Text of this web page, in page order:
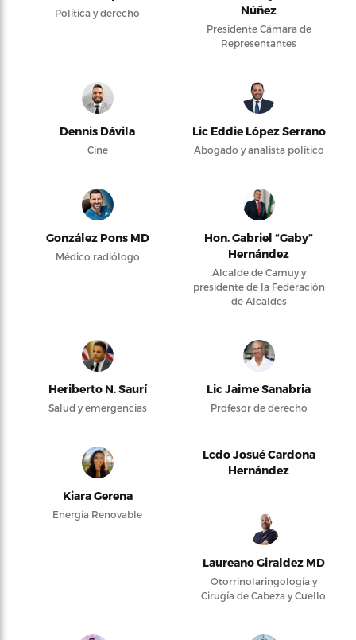
Política y derecho
Núñez
Presidente Cámara de
Representantes
Dennis Dávila
Cine
Lic Eddie López Serrano
Abogado y analista político
González Pons MD
Médico radiólogo
Hon. Gabriel “Gaby”
Hernández
Alcalde de Camuy y
presidente de la Federación
de Alcaldes
Heriberto N. Saurí
Salud y emergencias
Lic Jaime Sanabria
Profesor de derecho
Kiara Gerena
Energía Renovable
Lcdo Josué Cardona
Hernández
Laureano Giraldez MD
Otorrinolaringología y
Cirugía de Cabeza y Cuello